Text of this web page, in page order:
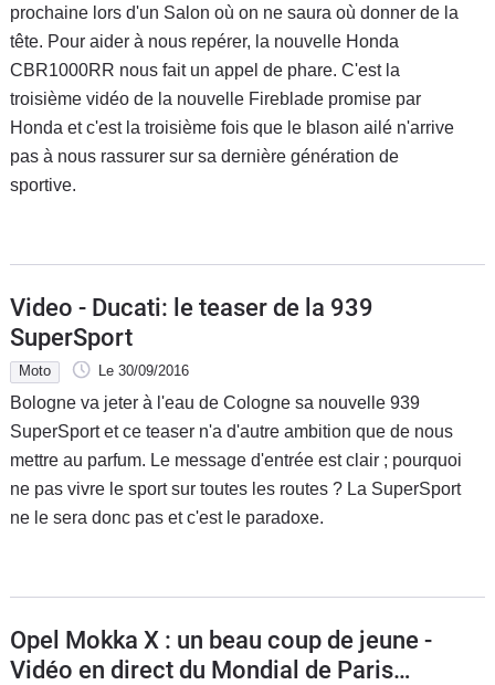
prochaine lors d'un Salon où on ne saura où donner de la
tête. Pour aider à nous repérer, la nouvelle Honda
CBR1000RR nous fait un appel de phare. C'est la
troisième vidéo de la nouvelle Fireblade promise par
Honda et c'est la troisième fois que le blason ailé n'arrive
pas à nous rassurer sur sa dernière génération de
sportive.
Video - Ducati: le teaser de la 939
SuperSport
Moto Le 30/09/2016
Bologne va jeter à l'eau de Cologne sa nouvelle 939
SuperSport et ce teaser n'a d'autre ambition que de nous
mettre au parfum. Le message d'entrée est clair ; pourquoi
ne pas vivre le sport sur toutes les routes ? La SuperSport
ne le sera donc pas et c'est le paradoxe.
Opel Mokka X : un beau coup de jeune -
Vidéo en direct du Mondial de Paris